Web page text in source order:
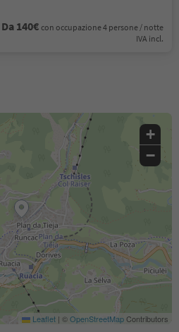
Da 140€ con occupazione 4 persone / notte
IVA incl.
+
−
Leaflet | ©OpenStreetMapContributors